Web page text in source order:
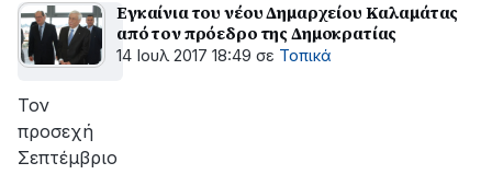
Εγκαίνια του νέου Δημαρχείου Καλαμάτας
από τον πρόεδρο της Δημοκρατίας
14 Ιουλ 2017 18:49 σε Τοπικά
Τον
προσεχή
Σεπτέμβριο